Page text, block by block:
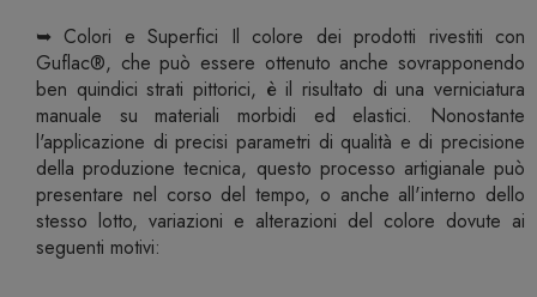
➥ Colori e Superfici Il colore dei prodotti rivestiti con
Guflac®, che può essere ottenuto anche sovrapponendo
ben quindici strati pittorici, è il risultato di una verniciatura
manuale su materiali morbidi ed elastici. Nonostante
l'applicazione di precisi parametri di qualità e di precisione
della produzione tecnica, questo processo artigianale può
presentare nel corso del tempo, o anche all'interno dello
stesso lotto, variazioni e alterazioni del colore dovute ai
seguenti motivi: